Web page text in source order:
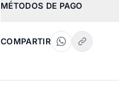
MÉTODOS DE PAGO
COMPARTIR